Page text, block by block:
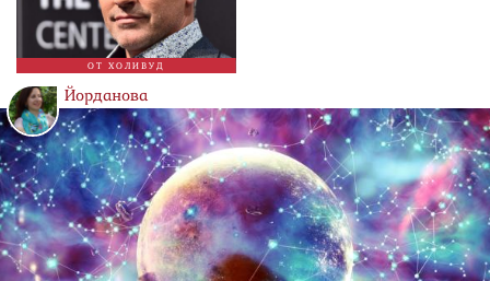
ОТ ХОЛИВУД
Йорданова